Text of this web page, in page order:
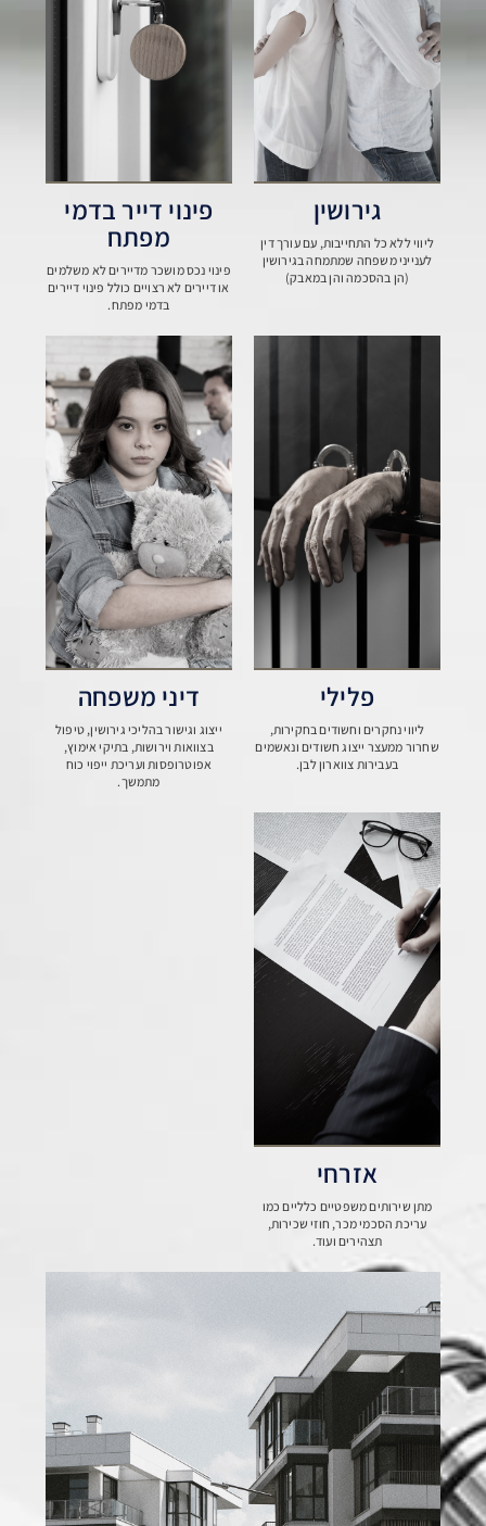
גירושין
ליווי ללא כל התחייבות, עם עורך דין
לענייני משפחה שמתמחה בגירושין
(הן בהסכמה והן במאבק)
פינוי דייר בדמי
מפתח
פינוי נכס מושכר מדיירים לא משלמים
או דיירים לא רצויים כולל פינוי דיירים
בדמי מפתח.
פלילי
ליווי נחקרים וחשודים בחקירות,
שחרור ממעצר ייצוג חשודים ונאשמים
בעבירות צווארון לבן.
דיני משפחה
ייצוג וגישור בהליכי גירושין, טיפול
בצוואות וירושות, בתיקי אימוץ,
אפוטרופסות ועריכת ייפוי כוח
מתמשך.
אזרחי
מתן שירותים משפטיים כלליים כמו
עריכת הסכמי מכר, חוזי שכירות,
תצהירים ועוד.